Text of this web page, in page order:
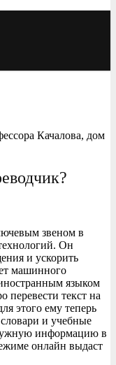
Качалова, дом
звеном в
Он
и ускорить
машинного
языком
перевести текст на
этого ему теперь
и учебные
информацию в
онлайн выдаст